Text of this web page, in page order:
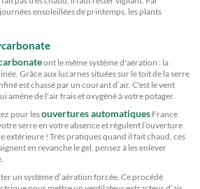
ensoleillées de printemps, les plants
ont le même système d'aération : la
Grâce aux lucarnes situées sur le toit de la serre
est chassé par un courant d’air. C'est le vent
amène de l'air frais et oxygéné à votre potager.
pour lesouvertures automatiques France
serre en votre absence et régulent l’ouverture
extérieure ! Très pratiques quand il fait chaud, ces
en revanche le gel, pensez à les enlever
un système d’aération forcée. Ce procédé